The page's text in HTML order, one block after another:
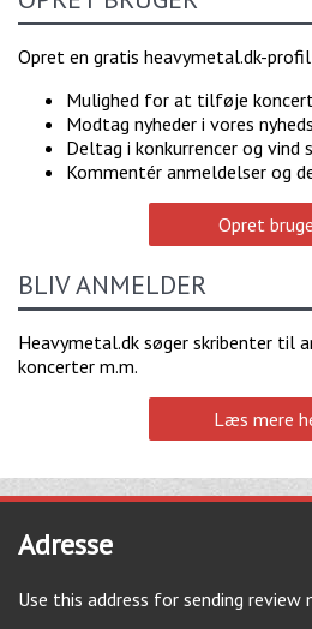
Opret en gratis heavymetal.dk-
Mulighed for at tilføje
Modtag nyheder i vores
Deltag i konkurrencer og
Kommentér anmeldelser og
Opret
BLIV ANMELDER
Heavymetal.dk søger skribenter til
koncerter m.m.
Læs mere
Adresse
Use this address for sending review